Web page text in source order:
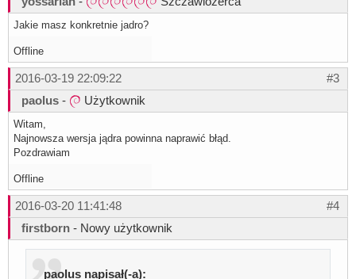
Jakie masz konkretnie jadro?
Offline
#3
2016-03-19 22:09:22
paolus - Użytkownik
Witam,
Najnowsza wersja jądra powinna naprawić błąd.
Pozdrawiam
Offline
#4
2016-03-20 11:41:48
firstborn - Nowy użytkownik
paolus napisał(-a):